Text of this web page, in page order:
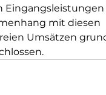
mit diesen
Umsätzen